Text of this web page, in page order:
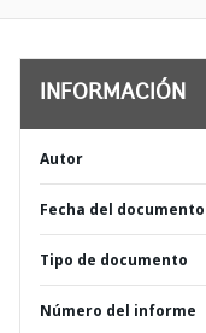
INFORMACIÓN
Autor
Fecha del documento
Tipo de documento
Número del informe